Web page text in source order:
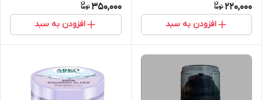
220,000
افزودن به سبد
350,000
افزودن به سبد